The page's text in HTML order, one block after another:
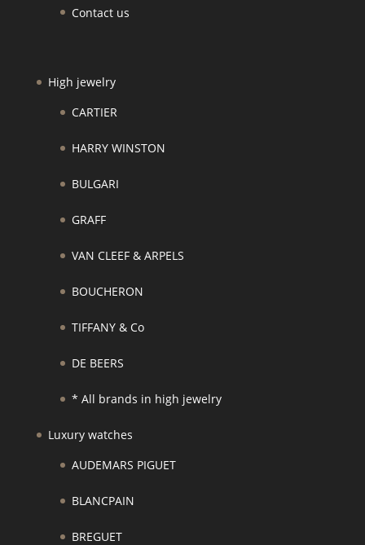
Contact us
High jewelry
CARTIER
HARRY WINSTON
BULGARI
GRAFF
VAN CLEEF & ARPELS
BOUCHERON
TIFFANY & Co
DE BEERS
* All brands in high jewelry
Luxury watches
AUDEMARS PIGUET
BLANCPAIN
BREGUET